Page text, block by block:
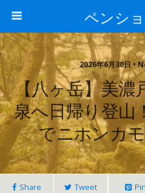
ペンショ
2026年6月30日 •
【八ヶ岳】美濃
泉へ日帰り登山
でニホンカ
Share Tweet Pin